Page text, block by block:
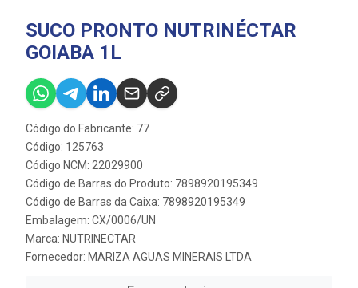
SUCO PRONTO NUTRINÉCTAR
GOIABA 1L
Código do Fabricante: 77
Código: 125763
Código NCM: 22029900
Código de Barras do Produto: 7898920195349
Código de Barras da Caixa: 7898920195349
Embalagem: CX/0006/UN
Marca: NUTRINECTAR
Fornecedor: MARIZA AGUAS MINERAIS LTDA